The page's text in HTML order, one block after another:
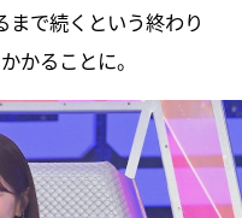
で続くという終わり
かることに。